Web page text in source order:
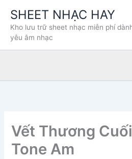
dung
SHEET NHẠC HAY
Kho lưu trữ sheet nhạc miễn phí
yêu âm nhạc
Vết Thương
Tone Am